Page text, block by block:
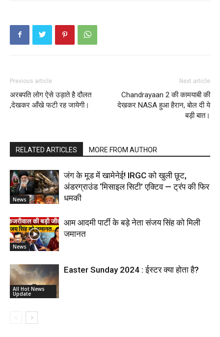
Previous article
अरबपति लोग ऐसे उड़ाते है दौलत
,देखकर आँखे फटी रह जायेगी।
Next article
Chandrayaan 2 की कामयाबी की
देखकर NASA हुआ हैरान, बोल दी ये
बड़ी बात।
RELATED ARTICLES MORE FROM AUTHOR
News
जंग के मूड में खामेनेई! IRGC को खुली छूट,
अंडरग्राउंड ‘मिसाइल सिटी’ एक्टिव — ट्रंप की फिर
धमकी
News
आम आदमी पार्टी के बड़े नेता संजय सिंह को मिली
जमानत
All Hot News
Update
Easter Sunday 2024 : ईस्टर क्या होता है?